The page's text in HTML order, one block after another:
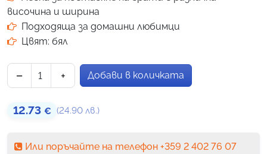
височина и ширина
Подходяща за домашни любимци
Цвят: бял
количество за Мрежа против насекоми Snap Screen
− + Добави в количката
12.73 € (24.90 лв.)
Или поръчайте на телефон +359 2 402 76 07